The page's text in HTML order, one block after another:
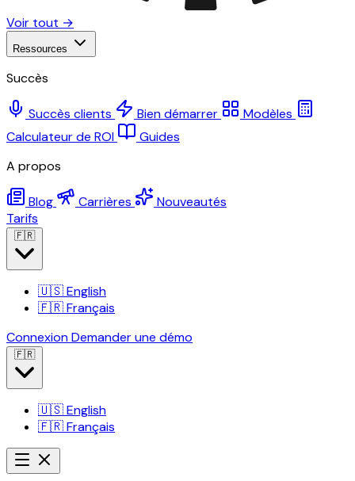
Voir tout →
Ressources
Succès
Succès clients Bien démarrer
Modèles
Calculateur de ROI
Guides
A propos
Blog Carrières
Nouveautés
Tarifs
🇫🇷
🇺🇸English
🇫🇷Français
ConnexionDemander une démo
🇫🇷
🇺🇸English
🇫🇷Français